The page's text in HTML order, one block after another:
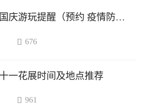
2022年北京公园国庆游玩提醒（预约 疫情防控要求）
 676
一花展时间及地点推荐
 961